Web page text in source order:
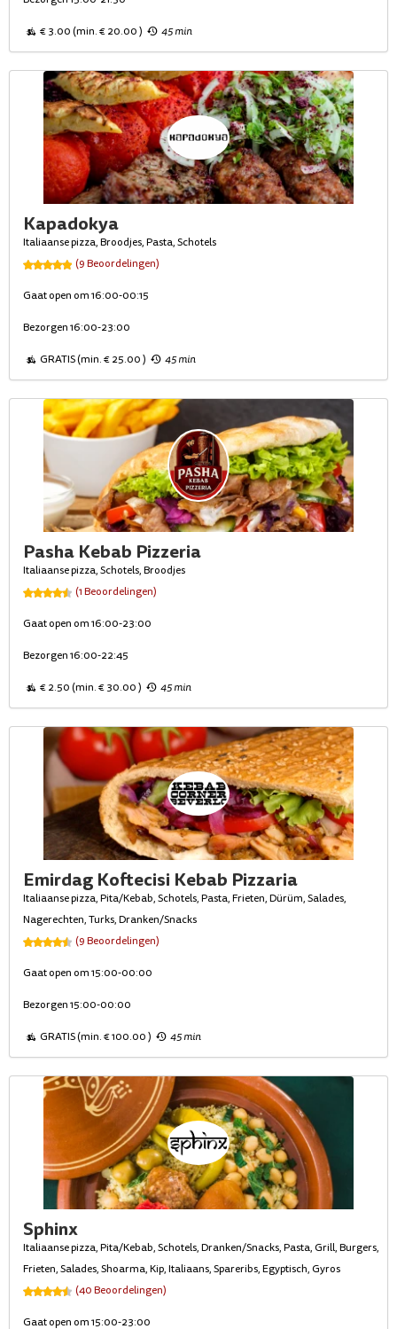
€ 3.00 (min. € 20.00 ) 45 min
Kapadokya
Italiaanse pizza, Broodjes, Pasta, Schotels
(9 Beoordelingen)
Gaat open om 16:00-00:15
Bezorgen 16:00-23:00
GRATIS (min. € 25.00 ) 45 min
Pasha Kebab Pizzeria
Italiaanse pizza, Schotels, Broodjes
(1 Beoordelingen)
Gaat open om 16:00-23:00
Bezorgen 16:00-22:45
€ 2.50 (min. € 30.00 ) 45 min
Emirdag Koftecisi Kebab Pizzaria
Italiaanse pizza, Pita/Kebab, Schotels, Pasta, Frieten, Dürüm, Salades,
Nagerechten, Turks, Dranken/Snacks
(9 Beoordelingen)
Gaat open om 15:00-00:00
Bezorgen 15:00-00:00
GRATIS (min. € 100.00 ) 45 min
Sphinx
Italiaanse pizza, Pita/Kebab, Schotels, Dranken/Snacks, Pasta, Grill, Burgers,
Frieten, Salades, Shoarma, Kip, Italiaans, Spareribs, Egyptisch, Gyros
(40 Beoordelingen)
Gaat open om 15:00-23:00